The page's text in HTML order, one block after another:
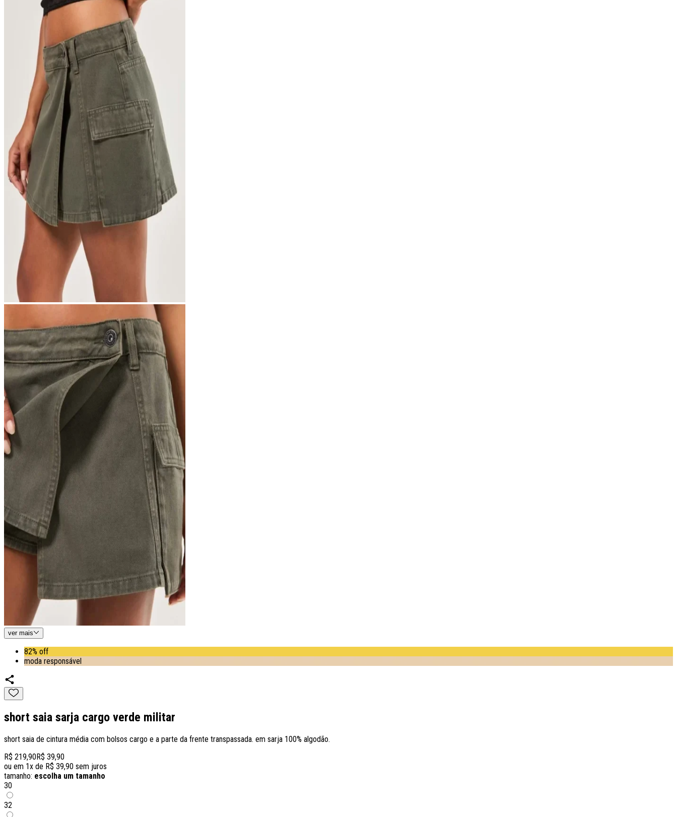
ver mais
82% off
moda responsável
short saia sarja cargo verde militar
short saia de cintura média com bolsos cargo e a parte da frente transpassada. em sarja 100% algodão.
R$ 219,90 R$ 39,90
ou em 1x de R$ 39,90 sem juros
tamanho: escolha um tamanho
30
32